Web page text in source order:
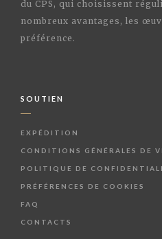
du CPS, qui choisissent
nombreux avantages, les
préférence.
SOUTIEN
EXPÉDITION
CONDITIONS GÉNÉRALES DE
POLITIQUE DE
PRÉFÉRENCES DE COOKIES
FAQ
CONTACTS